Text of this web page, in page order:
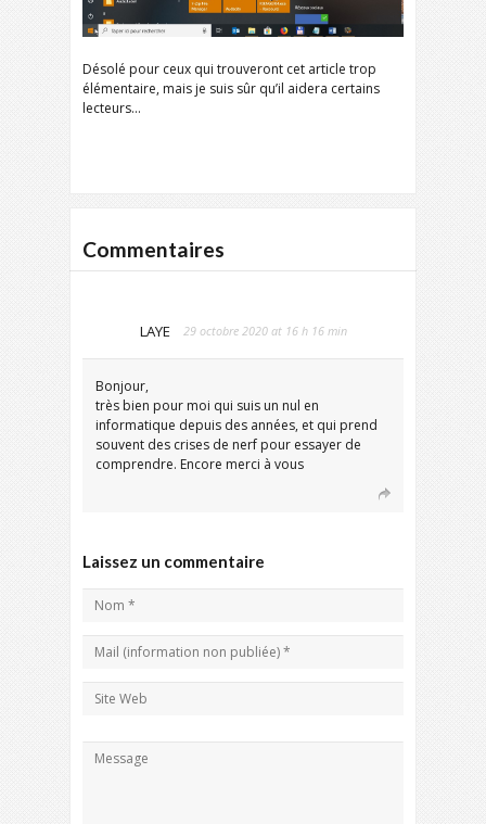
Désolé pour ceux qui trouveront cet article trop
élémentaire, mais je suis sûr qu’il aidera certains
lecteurs…
Commentaires
LAYE 29 octobre 2020 at 16 h 16 min
Bonjour,
très bien pour moi qui suis un nul en
informatique depuis des années, et qui prend
souvent des crises de nerf pour essayer de
comprendre. Encore merci à vous
Laissez un commentaire